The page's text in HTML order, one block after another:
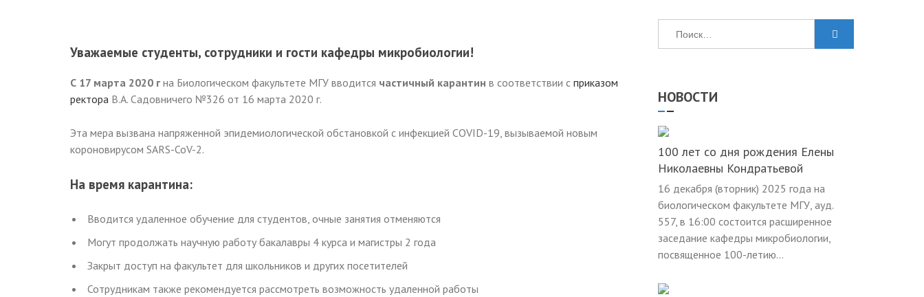
Уважаемые студенты, сотрудники и гости кафедры микробиологии!
С 17 марта 2020 г на Биологическом факультете МГУ вводится частичный карантин в соответствии с приказом
ректора В.А. Садовничего №326 от 16 марта 2020 г.
Эта мера вызвана напряженной эпидемиологической обстановкой с инфекцией COVID-19, вызываемой новым
короновирусом SARS-CoV-2.
На время карантина:
Вводится удаленное обучение для студентов, очные занятия отменяются
Могут продолжать научную работу бакалавры 4 курса и магистры 2 года
Закрыт доступ на факультет для школьников и других посетителей
Сотрудникам также рекомендуется рассмотреть возможность удаленной работы
НОВОСТИ
100 лет со дня рождения Елены
Николаевны Кондратьевой
16 декабря (вторник) 2025 года на
биологическом факультете МГУ, ауд.
557, в 16:00 состоится расширенное
заседание кафедры микробиологии,
посвященное 100-летию...